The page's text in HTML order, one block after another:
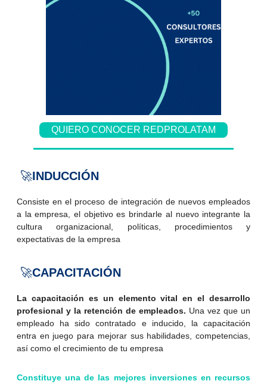
QUIERO CONOCER REDPROLATAM
🚀INDUCCIÓN
Consiste en el proceso de integración de nuevos empleados
a la empresa, el objetivo es brindarle al nuevo integrante la
cultura organizacional, políticas, procedimientos y
expectativas de la empresa
🚀CAPACITACIÓN
La capacitación es un elemento vital en el desarrollo
profesional y la retención de empleados. Una vez que un
empleado ha sido contratado e inducido, la capacitación
entra en juego para mejorar sus habilidades, competencias,
así como el crecimiento de tu empresa
Constituye una de las mejores inversiones en recursos